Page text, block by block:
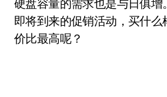
硬盘容量的需求也是与日俱增
即将到来的促销活动，买什么
价比最高呢？